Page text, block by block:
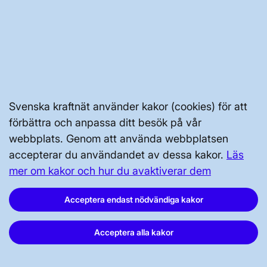
Svenska kraftnät använder kakor (cookies) för att
förbättra och anpassa ditt besök på vår
webbplats. Genom att använda webbplatsen
accepterar du användandet av dessa kakor. Läs
mer om kakor och hur du avaktiverar dem
Acceptera endast nödvändiga kakor
Acceptera alla kakor
OM WEBBPLATSEN
GENVÄGAR
Kontakta oss
Press och nyheter